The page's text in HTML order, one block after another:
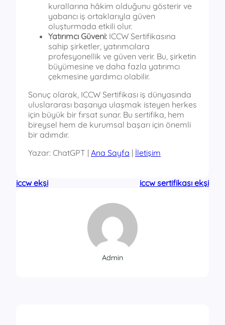
kurallarına hâkim olduğunu gösterir ve
yabancı iş ortaklarıyla güven
oluşturmada etkili olur.
Yatırımcı Güveni: ICCW Sertifikasına
sahip şirketler, yatırımcılara
profesyonellik ve güven verir. Bu, şirketin
büyümesine ve daha fazla yatırımcı
çekmesine yardımcı olabilir.
Sonuç olarak, ICCW Sertifikası iş dünyasında
uluslararası başarıya ulaşmak isteyen herkes
için büyük bir fırsat sunar. Bu sertifika, hem
bireysel hem de kurumsal başarı için önemli
bir adımdır.
Yazar: ChatGPT | Ana Sayfa | İletişim
iccw ekşi iccw sertifikası ekşi
Admin